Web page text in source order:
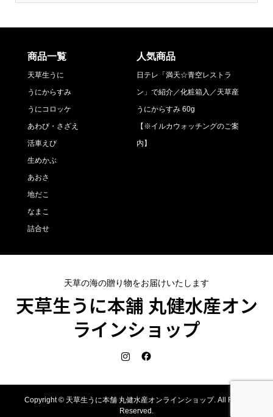
商品一覧
天草生うに
うにからすみ
うにコロッケ
あわび・さざえ
活車えび
生めかぶ
あおさ
地だこ
なまこ
詰合せ
人気商品
日テレ「満天☆青空レストラ
ン」で紹介／化粧箱入／天草産
うにからすみ 60g
【※イルカウォッチングのご案
内】
天草の海の贈り物をお届けいたします
天草生うに本舗 丸健水産オン
ラインショップ
Copyright ©天草生うに本舗 丸健水産オンラインショップ. All Rights
Reserved.